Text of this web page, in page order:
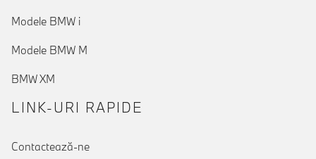
Modele BMW i
Modele BMW M
BMW XM
LINK-URI RAPIDE
Contactează-ne